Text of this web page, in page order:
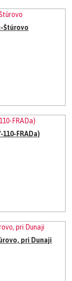
Štúrovo
FRADa)
pri Dunaji